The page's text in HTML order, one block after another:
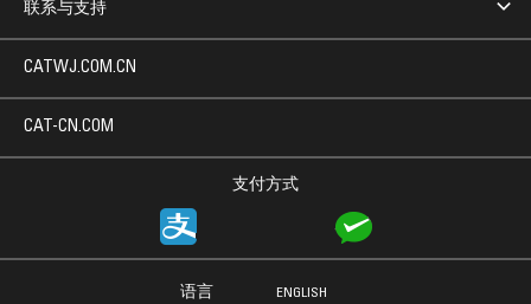
联系与支持
支付方式
CATWJ.COM.CN
CAT-CN.COM
语言 ENGLISH